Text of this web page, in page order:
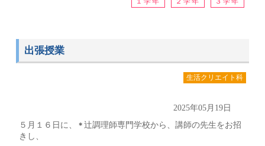
出張授業
生活クリエイト科
2025年05月19日
５月１６日 に、 ＊辻調理師専門学校から、講師の先生をお招
きし、